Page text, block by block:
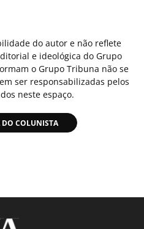
do autor e não reflete
e ideológica do Grupo
o Grupo Tribuna não se
ser responsabilizadas pelos
neste espaço.
COLUNISTA